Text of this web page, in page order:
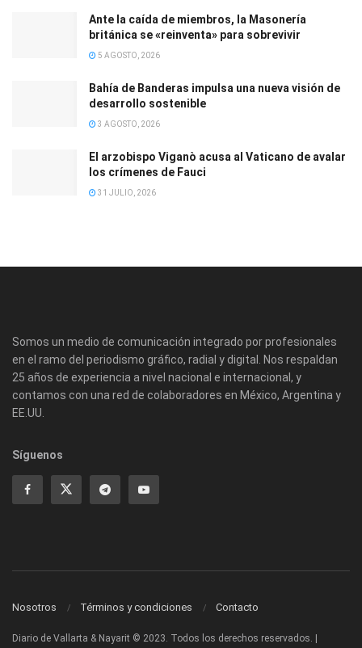
Ante la caída de miembros, la Masonería
británica se «reinventa» para sobrevivir
5 AGOSTO, 2026
Bahía de Banderas impulsa una nueva visión de
desarrollo sostenible
3 AGOSTO, 2026
El arzobispo Viganò acusa al Vaticano de avalar
los crímenes de Fauci
31 JULIO, 2026
Somos un medio de comunicación integrado por profesionales
en el ramo del periodismo gráfico, radial y digital. Nos respaldan
25 años de experiencia a nivel nacional e internacional, y
contamos con una red de colaboradores en México, Argentina y
EE.UU.
Síguenos
Nosotros Términos y condiciones Contacto
Diario de Vallarta & Nayarit © 2023. Todos los derechos reservados. |